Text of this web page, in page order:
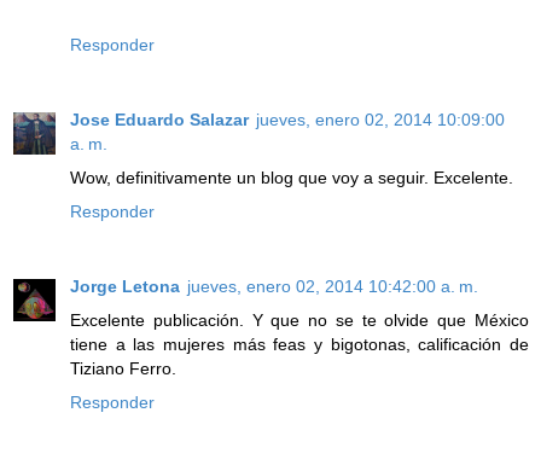
Responder
Jose Eduardo Salazar jueves, enero 02, 2014 10:09:00
a. m.
Wow, definitivamente un blog que voy a seguir. Excelente.
Responder
Jorge Letona jueves, enero 02, 2014 10:42:00 a. m.
Excelente publicación. Y que no se te olvide que México
tiene a las mujeres más feas y bigotonas, calificación de
Tiziano Ferro.
Responder